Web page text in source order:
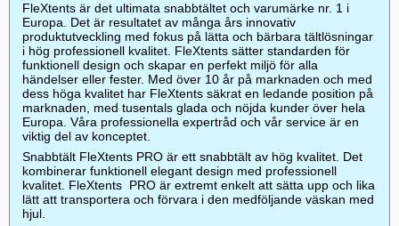
FleXtents är det ultimata snabbtältet och varumärke nr. 1 i
Europa. Det är resultatet av många års innovativ
produktutveckling med fokus på lätta och bärbara tältlösningar
i hög professionell kvalitet. FleXtents sätter standarden för
funktionell design och skapar en perfekt miljö för alla
händelser eller fester. Med över 10 år på marknaden och med
dess höga kvalitet har FleXtents säkrat en ledande position på
marknaden, med tusentals glada och nöjda kunder över hela
Europa. Våra professionella expertråd och vår service är en
viktig del av konceptet.
Snabbtält FleXtents PRO är ett snabbtält av hög kvalitet. Det
kombinerar funktionell elegant design med professionell
kvalitet. FleXtents PRO är extremt enkelt att sätta upp och lika
lätt att transportera och förvara i den medföljande väskan med
hjul.